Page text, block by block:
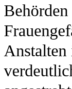
Behörden
Anstalten